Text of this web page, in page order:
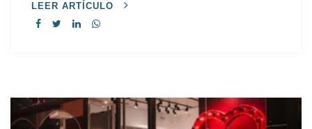
LEER ARTÍCULO